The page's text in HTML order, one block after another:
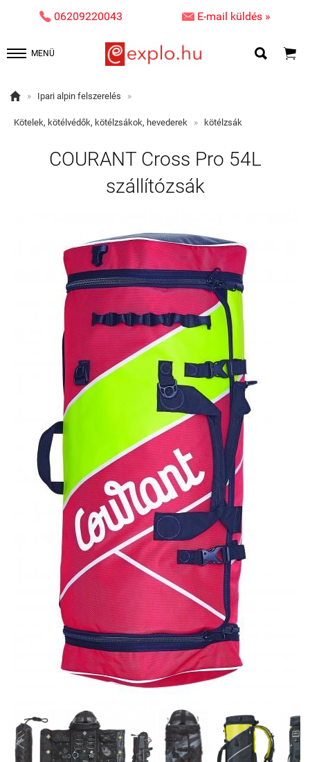
 06209220043  E-mail küldés »
MENÜ  
 » Ipari alpin felszerelés »
Kötelek, kötélvédők, kötélzsákok, hevederek » kötélzsák
COURANT Cross Pro 54L
szállítózsák